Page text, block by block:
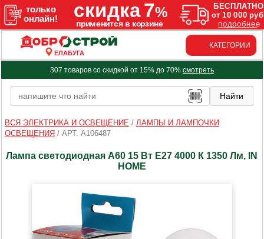
ЕЛАБУГА
КАТЕГОРИИ
307 товаров со скидкой от 15% до 70% смотреть
ВСЯ ЭЛЕКТРИКА И ОСВЕЩЕНИЕ / ЛАМПЫ И ЛАМПОЧКИ
ОСВЕЩЕНИЯ / АРТ. A106487
Лампа светодиодная A60 15 Вт Е27 4000 К 1350 Лм, IN
HOME